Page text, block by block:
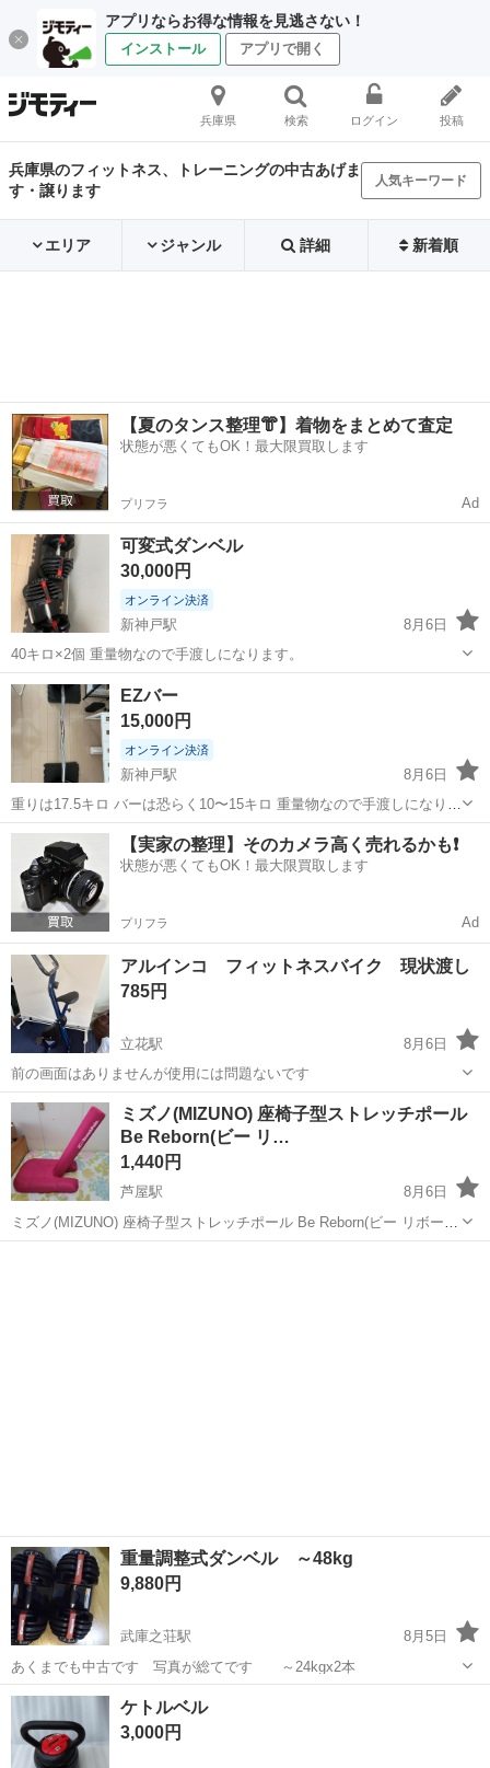
アプリならお得な情報を見逃さない！
インストール アプリで開く
兵庫県 検索 ログイン 投稿
兵庫県のフィットネス、トレーニングの中古あげま
す・譲ります
人気キーワード
エリア ジャンル 詳細 新着順
【夏のタンス整理👘】着物をまとめて査定
状態が悪くてもOK！最大限買取します
プリフラ Ad
可変式ダンベル
30,000円
オンライン決済
新神戸駅
8月6日
40キロ×2個 重量物なので手渡しになります。
兵庫 神戸市
ダンベル
EZバー
15,000円
オンライン決済
新神戸駅
8月6日
重りは17.5キロ バーは恐らく10〜15キロ 重量物なので手渡しになりま
す。
兵庫 神戸市 新神戸駅 フィットネス、トレーニング
重り
【実家の整理】そのカメラ高く売れるかも❗️
状態が悪くてもOK！最大限買取します
プリフラ Ad
アルインコ フィットネスバイク 現状渡し
785円
立花駅
8月6日
前の画面はありませんが使用には問題ないです
兵庫 尼崎市 立花駅 フィットネス、トレーニング
アルインコ
ミズノ(MIZUNO) 座椅子型ストレッチポール
Be Reborn(ビー リ…
1,440円
芦屋駅
8月6日
ミズノ(MIZUNO) 座椅子型ストレッチポール Be Reborn(ビー リボー
ン) 座いす 座イス エクササイズ ストレッチポール お値引き交渉承り
重量調整式ダンベル ～48kg
9,880円
武庫之荘駅
8月5日
あくまでも中古です 写真が総てです ～24kgx2本
兵庫 尼崎市 武庫之荘駅
ケトルベル
3,000円